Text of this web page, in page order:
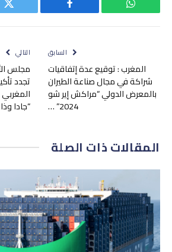
واتساب فيسبوك
السابق
المغرب : توقيع عدة إتفاقيات
شراكة في مجال صناعة الطيران
بالمعرض الدولي “مراكش إير شو
2024” …
التالي
مجلس
تجدد
المغربي
“جادا
المقالاتذات الصلة